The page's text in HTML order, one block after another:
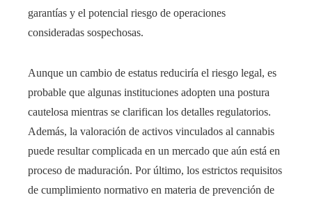
garantías y el potencial riesgo de operaciones
consideradas sospechosas.
Aunque un cambio de estatus reduciría el riesgo legal, es
probable que algunas instituciones adopten una postura
cautelosa mientras se clarifican los detalles regulatorios.
Además, la valoración de activos vinculados al cannabis
puede resultar complicada en un mercado que aún está en
proceso de maduración. Por último, los estrictos requisitos
de cumplimiento normativo en materia de prevención de